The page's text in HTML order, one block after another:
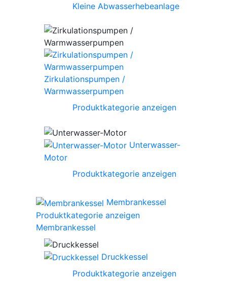
Kleine Abwasserhebeanlage
Zirkulationspumpen /
Warmwasserpumpen
Produktkategorie anzeigen
Unterwasser-
Motor
Produktkategorie anzeigen
Membrankessel
Produktkategorie anzeigen
Membrankessel
Druckkessel
Produktkategorie anzeigen